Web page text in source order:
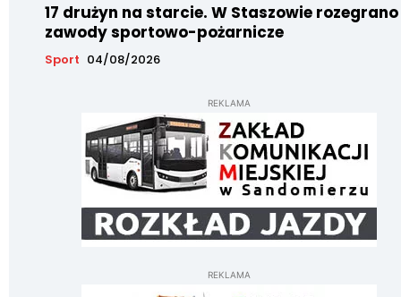
17 drużyn na starcie. W Staszowie rozegrano
zawody sportowo-pożarnicze
Sport 04/08/2026
REKLAMA
REKLAMA